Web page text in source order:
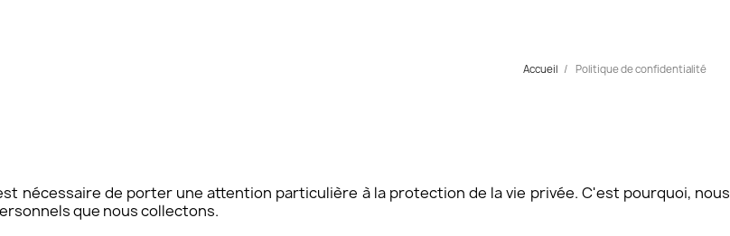
Accueil Politique de confidentialité
nécessaire de porter une attention particulière à la protection de la vie privée. C'est pourquoi, nous
que nous collectons.